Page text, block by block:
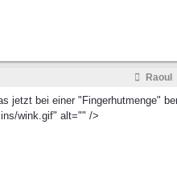
Raoul
jetzt bei einer "Fingerhutmenge"
wink.gif" alt="" />